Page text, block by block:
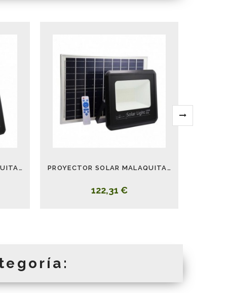
PROYECTOR SOLAR MALAQUITA 60W PROYECTOR SOLAR MALAQUITA 100W
122,31 €